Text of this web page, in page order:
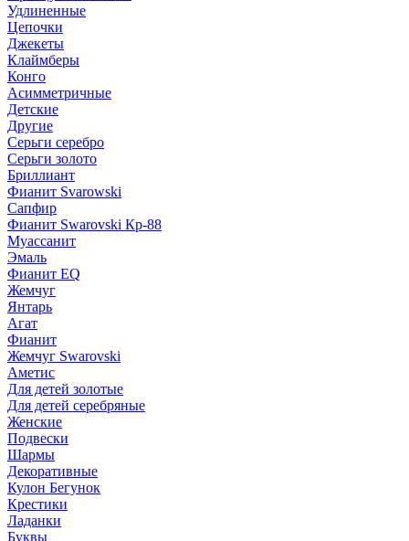
Удлиненные
Цепочки
Джекеты
Клаймберы
Конго
Асимметричные
Детские
Другие
Серьги серебро
Серьги золото
Бриллиант
Фианит Svarowski
Сапфир
Фианит Swarovski Кр-88
Муассанит
Эмаль
Фианит EQ
Жемчуг
Янтарь
Агат
Фианит
Жемчуг Swarovski
Аметис
Для детей золотые
Для детей серебряные
Женские
Подвески
Шармы
Декоративные
Кулон Бегунок
Крестики
Ладанки
Буквы